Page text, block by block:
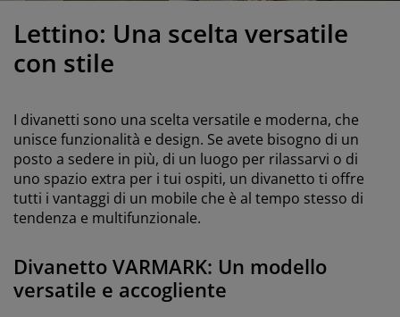
con contenitore
per bambini
per bambini
per la cura di mobili
per vetri
da esterno
per la casa
Lettino: Una scelta versatile
con stile
I divanetti sono una scelta versatile e moderna, che
unisce funzionalità e design. Se avete bisogno di un
posto a sedere in più, di un luogo per rilassarvi o di
uno spazio extra per i tui ospiti, un divanetto ti offre
tutti i vantaggi di un mobile che è al tempo stesso di
tendenza e multifunzionale.
Divanetto VARMARK: Un modello
versatile e accogliente